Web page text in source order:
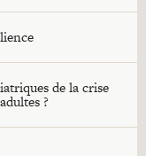
de la crise
?